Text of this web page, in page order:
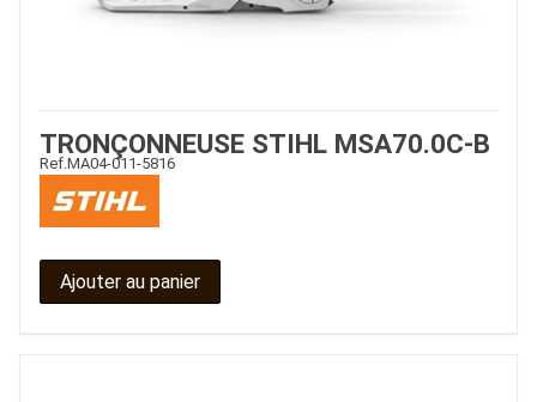
QUAD SSV UTV
PIECES DETACHEES
CONTACT
TRONÇONNEUSE STIHL MSA70.0C-B
Ref. MA04-011-5816
Ajouter au panier